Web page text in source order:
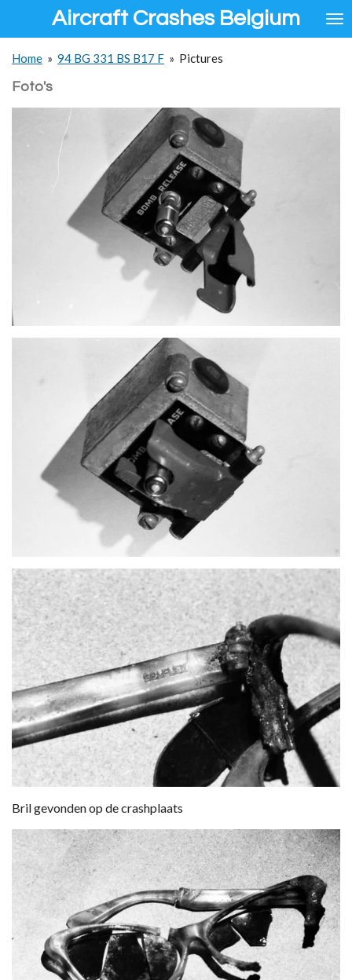
de
hoofdinhoud
Aircraft Crashes Belgium
Home » 94 BG 331 BS B17 F » Pictures
Foto's
Bril gevonden op de crashplaats